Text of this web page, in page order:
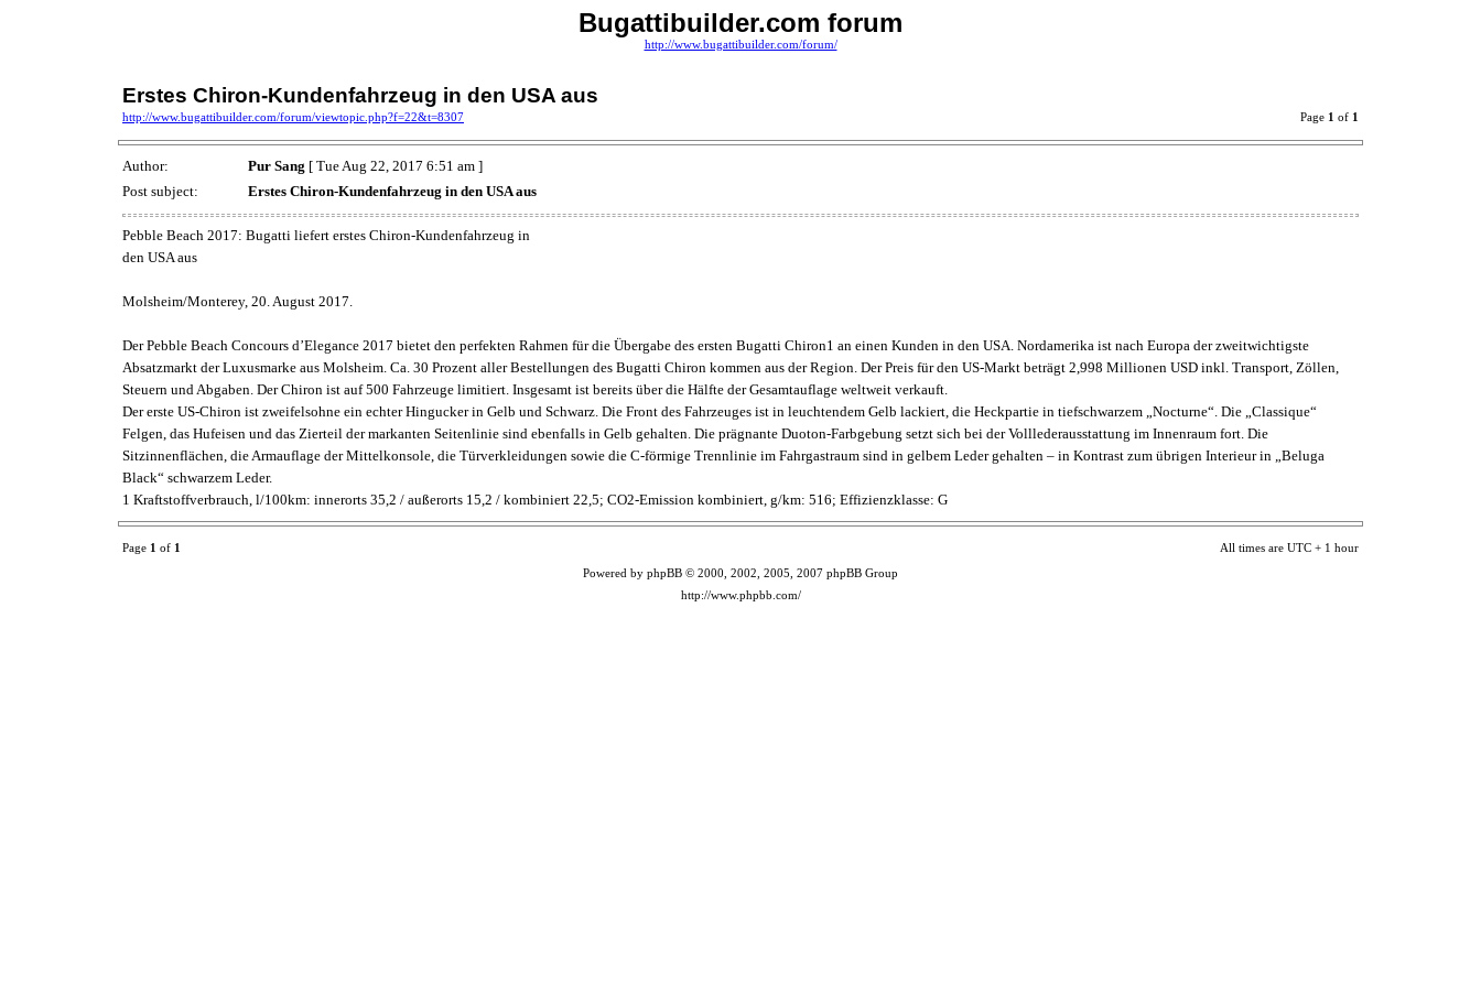
Bugattibuilder.com forum
http://www.bugattibuilder.com/forum/
Erstes Chiron-Kundenfahrzeug in den USA aus
http://www.bugattibuilder.com/forum/viewtopic.php?f=22&t=8307 Page 1 of 1
Author: Pur Sang [ Tue Aug 22, 2017 6:51 am ]
Post subject:
Erstes Chiron-Kundenfahrzeug in den USA aus
Pebble Beach 2017: Bugatti liefert erstes Chiron-Kundenfahrzeug in
den USA aus
Molsheim/Monterey, 20. August 2017.
Der Pebble Beach Concours d’Elegance 2017 bietet den perfekten Rahmen für die Übergabe des ersten Bugatti Chiron1 an einen Kunden in den USA. Nordamerika ist nach Europa der zweitwichtigste
Absatzmarkt der Luxusmarke aus Molsheim. Ca. 30 Prozent aller Bestellungen des Bugatti Chiron kommen aus der Region. Der Preis für den US-Markt beträgt 2,998 Millionen USD inkl. Transport, Zöllen,
Steuern und Abgaben. Der Chiron ist auf 500 Fahrzeuge limitiert. Insgesamt ist bereits über die Hälfte der Gesamtauflage weltweit verkauft.
Der erste US-Chiron ist zweifelsohne ein echter Hingucker in Gelb und Schwarz. Die Front des Fahrzeuges ist in leuchtendem Gelb lackiert, die Heckpartie in tiefschwarzem „Nocturne“. Die „Classique“
Felgen, das Hufeisen und das Zierteil der markanten Seitenlinie sind ebenfalls in Gelb gehalten. Die prägnante Duoton-Farbgebung setzt sich bei der Volllederausstattung im Innenraum fort. Die
Sitzinnenflächen, die Armauflage der Mittelkonsole, die Türverkleidungen sowie die C-förmige Trennlinie im Fahrgastraum sind in gelbem Leder gehalten – in Kontrast zum übrigen Interieur in „Beluga
Black“ schwarzem Leder.
1 Kraftstoffverbrauch, l/100km: innerorts 35,2 / außerorts 15,2 / kombiniert 22,5; CO2-Emission kombiniert, g/km: 516; Effizienzklasse: G
Page 1 of 1 All times are UTC + 1 hour
Powered by phpBB © 2000, 2002, 2005, 2007 phpBB Group
http://www.phpbb.com/